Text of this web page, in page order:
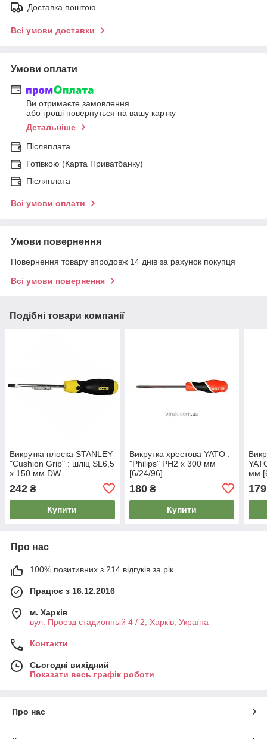
Доставка поштою
Всі умови доставки
Умови оплати
Ви отримаєте замовлення
або гроші повернуться на вашу картку
Детальніше
Післяплата
Готівкою (Карта Приватбанку)
Післяплата
Всі умови оплати
Умови повернення
Повернення товару впродовж 14 днів за рахунок покупця
Всі умови повернення
Подібні товари компанії
Викрутка плоска STANLEY
"Cushion Grip" : шліц SL6,5
x 150 мм DW
242 ₴
Купити
Викрутка хрестова YATO :
"Philips" PH2 х 300 мм
[6/24/96]
180₴
Купити
мм
179
Про нас
100% позитивних з 214 відгуків за рік
Працює з 16.12.2016
м. Харків
вул. Проезд стадионный 4 / 2, Харків, Україна
Контакти
Сьогодні вихідний
Показати весь графік роботи
Про нас